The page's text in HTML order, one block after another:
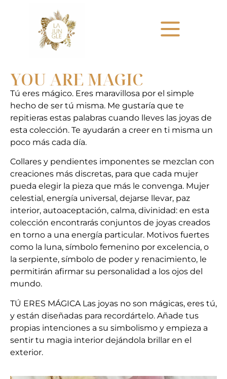
YOU ARE MAGIC
Tú eres mágico. Eres maravillosa por el simple
hecho de ser tú misma. Me gustaría que te
repitieras estas palabras cuando lleves las joyas de
esta colección. Te ayudarán a creer en ti misma un
poco más cada día.
Collares y pendientes imponentes se mezclan con
creaciones más discretas, para que cada mujer
pueda elegir la pieza que más le convenga. Mujer
celestial, energía universal, dejarse llevar, paz
interior, autoaceptación, calma, divinidad: en esta
colección encontrarás conjuntos de joyas creados
en torno a una energía particular. Motivos fuertes
como la luna, símbolo femenino por excelencia, o
la serpiente, símbolo de poder y renacimiento, le
permitirán afirmar su personalidad a los ojos del
mundo.
TÚ ERES MÁGICA Las joyas no son mágicas, eres tú,
y están diseñadas para recordártelo. Añade tus
propias intenciones a su simbolismo y empieza a
sentir tu magia interior dejándola brillar en el
exterior.